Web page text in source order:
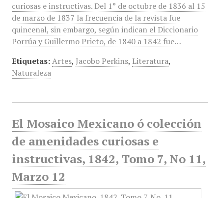
curiosas e instructivas. Del 1° de octubre de 1836 al 15
de marzo de 1837 la frecuencia de la revista fue
quincenal, sin embargo, según indican el Diccionario
Porrúa y Guillermo Prieto, de 1840 a 1842 fue…
Etiquetas: Artes, Jacobo Perkins, Literatura,
Naturaleza
El Mosaico Mexicano ó colección
de amenidades curiosas e
instructivas, 1842, Tomo 7, No 11,
Marzo 12